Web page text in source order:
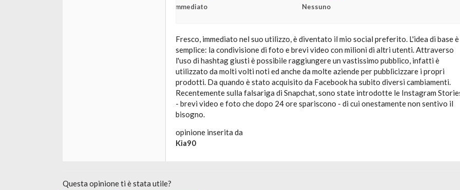
Immediato
Nessuno
Fresco, immediato nel suo utilizzo, è diventato il mio social preferito. L'idea di base è
semplice: la condivisione di foto e brevi video con milioni di altri utenti. Attraverso
l'uso di hashtag giusti è possibile raggiungere un vastissimo pubblico, infatti è
utilizzato da molti volti noti ed anche da molte aziende per pubblicizzare i propri
prodotti. Da quando è stato acquisito da Facebook ha subito diversi cambiamenti.
Recentemente sulla falsariga di Snapchat, sono state introdotte le Instagram
- brevi video e foto che dopo 24 ore spariscono - di cui onestamente non sentivo il
bisogno.
opinione inserita da
Kia90
Questa opinione ti è stata utile?